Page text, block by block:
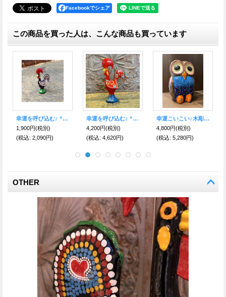
Facebookでシェア
この商品を買った人は、こんな商品も買っています
人生が飛躍する！幸運や成功を最大限に高め、財運を力強く伸ばす！黄金 飛躍白馬 置物 【2026年の干支】
8,800円(税別)
(税込: 9,680円)
先を見通し厄を祓う★ナザールボンジュウ★ふくろうキーホルダー
2,900円(税別)
(税込: 3,190円)
幸運を呼び込む♪ “ポルトガルの言い伝え”奇跡を起こしたバルセロスの雄鶏★置物( 中 15cm )ホワイト-健康運
6,000円(税別)
(税込: 6,600円)
OTHER